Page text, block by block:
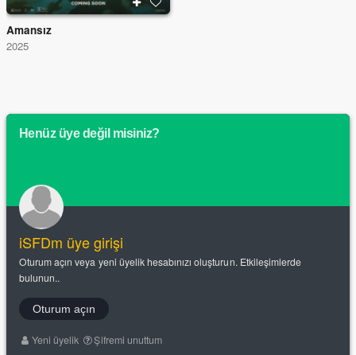
Amansız
2025
Henüz üye değil misiniz?
iSFDm üye girişi
Oturum açın veya yeni üyelik hesabınızı oluşturun. Etkileşimlerde
bulunun..
Oturum açın
Yeni üyelik Şifremi unuttum